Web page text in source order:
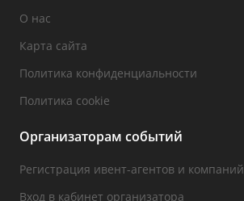
О нас
Карта сайта
Политика конфиденциальности
Политика cookie
Организаторам событий
Регистрация ивент-агентов и компаний
Вход в кабинет организатора